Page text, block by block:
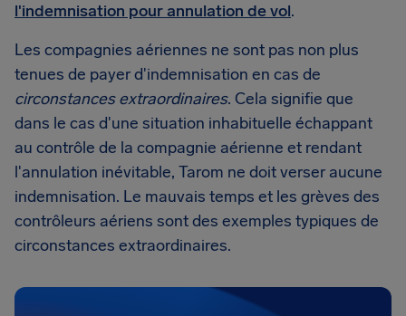
l'indemnisation pour annulation de vol.
Les compagnies aériennes ne sont pas non plus
tenues de payer d'indemnisation en cas de
circonstances extraordinaires. Cela signifie que
dans le cas d'une situation inhabituelle échappant
au contrôle de la compagnie aérienne et rendant
l'annulation inévitable, Tarom ne doit verser aucune
indemnisation. Le mauvais temps et les grèves des
contrôleurs aériens sont des exemples typiques de
circonstances extraordinaires.